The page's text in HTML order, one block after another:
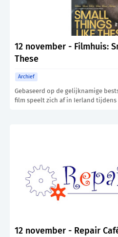
12 november - Filmhuis:
These
Archief
Gebaseerd op de gelijknamige
film speelt zich af in Ierland tijdens
12 november - Repair